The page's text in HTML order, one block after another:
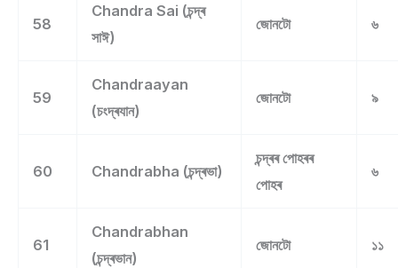
58
Chandra Sai (চন্দ্ৰ
সাঈ)
জোনটো ৬
59
Chandraayan
(চংদ্ৰযান)
জোনটো ৯
60 Chandrabha (চন্দ্ৰভা)
চন্দ্ৰৰ পোহৰৰ
পোহৰ
৬
61
Chandrabhan
(চন্দ্ৰভান)
জোনটো ১১